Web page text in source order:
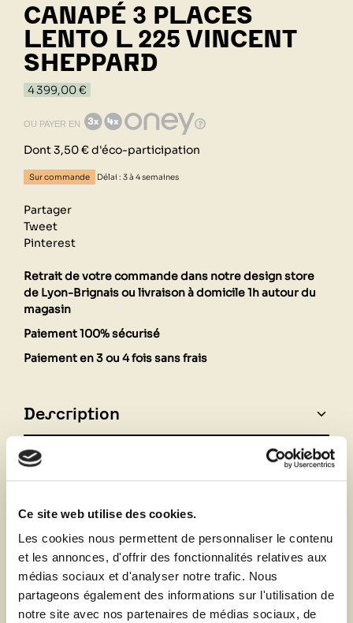
Ce site web utilise des cookies.
Les cookies nous permettent de personnaliser le contenu
et les annonces, d'offrir des fonctionnalités relatives aux
médias sociaux et d'analyser notre trafic. Nous
partageons également des informations sur l'utilisation de
notre site avec nos partenaires de médias sociaux, de
CANAPÉ 3 PLACES
LENTO L 225 VINCENT
SHEPPARD
4 399,00 €
OU PAYER EN
Dont 3,50 € d'éco-participation
Sur commande Délai : 3 à 4 semaines
Partager
Tweet
Pinterest
Retrait de votre commande dans notre design store
de Lyon-Brignais ou livraison à domicile 1h autour du
magasin
Paiement 100% sécurisé
Paiement en 3 ou 4 fois sans frais
Description
Fiche technique
Vous aimerez aussi